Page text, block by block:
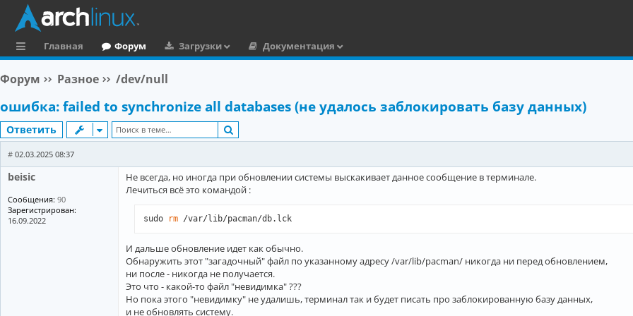
ы
л
к
и
Главная Форум Загрузки
Документация
Форум Разное /dev/null
ошибка: failed to synchronize all databases (не удалось заблокировать базу данных)
Ответить
beisic
Сообщения: 90
Зарегистрирован:
16.09.2022
# 02.03.2025 08:37
Не всегда, но иногда при обновлении системы выскакивает данное сообщение в терминале.
Лечиться всё это командой :
sudo rm /var/lib/pacman/db.lck
И дальше обновление идет как обычно.
Обнаружить этот "загадочный" файл по указанному адресу /var/lib/pacman/ никогда ни перед обновлением,
ни после - никогда не получается.
Это что - какой-то файл "невидимка" ???
Но пока этого "невидимку" не удалишь, терминал так и будет писать про заблокированную базу данных,
и не обновлять систему.